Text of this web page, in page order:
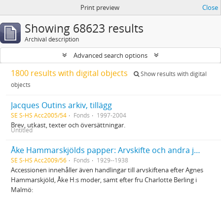
Print preview Close
Showing 68623 results
Archival description
Advanced search options
1800 results with digital objects
Show results with digital
objects
Jacques Outins arkiv, tillägg
SE S-HS Acc2005/54 Fonds 1997-2004
Brev, utkast, texter och översättningar.
Untitled
Åke Hammarskjölds papper: Arvskifte och andra juridiska handlingar
SE S-HS Acc2009/56 Fonds 1929--1938
Accessionen innehåller även handlingar till arvskiftena efter Agnes
Hammarskjöld, Åke H:s moder, samt efter fru Charlotte Berling i
Malmö: